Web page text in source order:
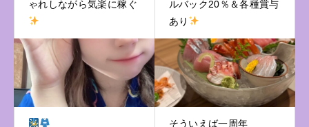
ゃれしながら気楽に稼ぐ
ルバック20％＆各種賞与
あり
そういえば一周年